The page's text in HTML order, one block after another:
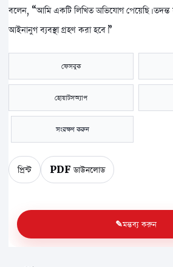
বলেন, “আমি একটি লিখিত অভিযোগ পেয়েছি। তদন্ত
আইনানুগ ব্যবস্থা গ্রহণ করা হবে।”
ফেসবুক
হোয়াটসঅ্যাপ
সংরক্ষণ করুন
প্রিন্ট PDF ডাউনলোড
মন্তব্য করুন